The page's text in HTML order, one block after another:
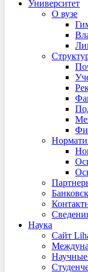
Университет
О вузе
Наука
Сайт